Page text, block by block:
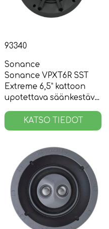
93340
Sonance
Sonance VPXT6R SST
Extreme 6,5” kattoon
upotettava säänkestävä
KATSO TIEDOT